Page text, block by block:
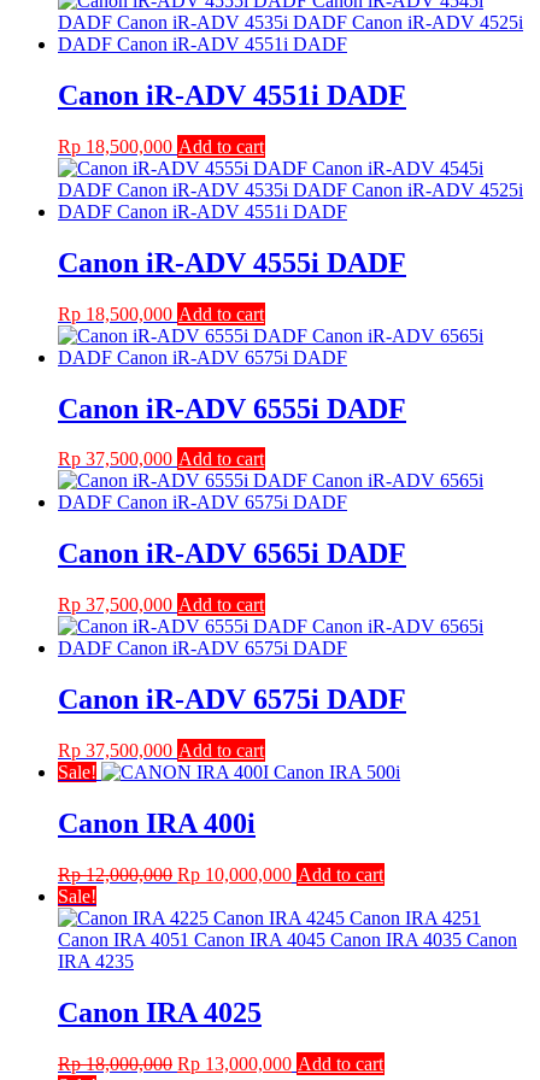
Canon iR-ADV 4551i DADF
Rp 18,500,000 Add to cart
Canon iR-ADV 4555i DADF
Rp 18,500,000 Add to cart
Canon iR-ADV 6555i DADF
Rp 37,500,000 Add to cart
Canon iR-ADV 6565i DADF
Rp 37,500,000 Add to cart
Canon iR-ADV 6575i DADF
Rp 37,500,000 Add to cart
Sale!
Canon IRA 400i
Rp12,000,000 Original
was:
Rp 12,000,000.
Rp 10,000,000Current
is:
Rp 10,000,000.
Add to cart
Sale!
Canon IRA 4025
Rp18,000,000 Original
Rp 13,000,000Current
Add to cart